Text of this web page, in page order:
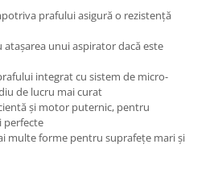
prafului asigură o rezistenţă
unui aspirator dacă este
integrat cu sistem de micro-
de lucru mai curat
şi motor puternic, pentru
perfecte
multe forme pentru suprafeţe mari şi